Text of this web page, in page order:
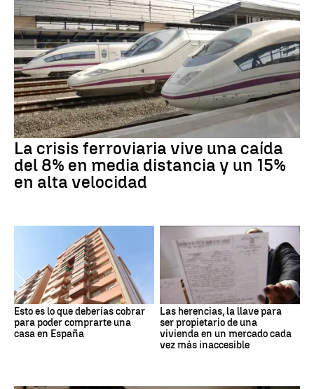
La crisis ferroviaria vive una caída
del 8% en media distancia y un 15%
en alta velocidad
Esto es lo que deberías cobrar
para poder comprarte una
casa en España
Las herencias, la llave para
ser propietario de una
vivienda en un mercado cada
vez más inaccesible